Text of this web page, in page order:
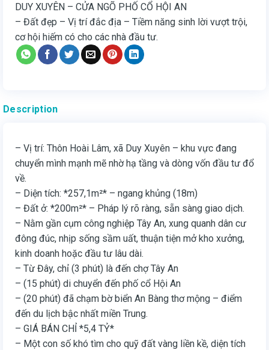
DUY XUYÊN – CỬA NGÕ PHỐ CỔ HỘI AN
– Đất đẹp – Vị trí đắc địa – Tiềm năng sinh lời vượt trội,
cơ hội hiếm có cho các nhà đầu tư.
Description
– Vị trí: Thôn Hoài Lâm, xã Duy Xuyên – khu vực đang
chuyển mình mạnh mẽ nhờ hạ tầng và dòng vốn đầu tư đổ
về.
– Diện tích: *257,1m²* – ngang khủng (18m)
– Đất ở: *200m²* – Pháp lý rõ ràng, sẵn sàng giao dịch.
– Nằm gần cụm công nghiệp Tây An, xung quanh dân cư
đông đúc, nhịp sống sầm uất, thuận tiện mở kho xưởng,
kinh doanh hoặc đầu tư lâu dài.
– Từ Đây, chỉ (3 phút) là đến chợ Tây An
– (15 phút) di chuyển đến phố cổ Hội An
– (20 phút) đã chạm bờ biển An Bàng thơ mộng – điểm
đến du lịch bậc nhất miền Trung.
– GIÁ BÁN CHỈ *5,4 TỶ*
– Một con số khó tìm cho quỹ đất vàng liền kề, diện tích